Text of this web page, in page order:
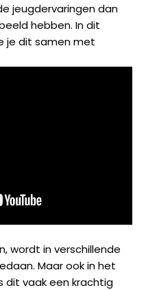
jeugdervaringen dan
hebben. In dit
je dit samen met
wordt in verschillende
Maar ook in het
dit vaak een krachtig